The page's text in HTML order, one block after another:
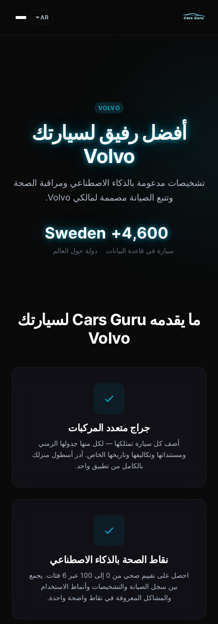
AR
VOLVO
أفضل رفيق لسيارتك
Volvo
تشخيصات مدعومة بالذكاء الاصطناعي ومراقبة الصحة
وتتبع الصيانة مصممة لمالكي Volvo.
4,600+
سيارة في قاعدة البيانات
Sweden
دولة حول العالم
ما يقدمه Cars Guru لسيارتك
Volvo
جراج متعدد المركبات
أضف كل سيارة تمتلكها — لكل منها جدولها الزمني
ومستنداتها وتكاليفها وتاريخها الخاص. أدر أسطول منزلك
بالكامل من تطبيق واحد.
نقاط الصحة بالذكاء الاصطناعي
احصل على تقييم صحي من 0 إلى 100 عبر 6 فئات. يجمع
بين سجل الصيانة والتشخيصات وأنماط الاستخدام
والمشاكل المعروفة في نقاط واضحة واحدة.